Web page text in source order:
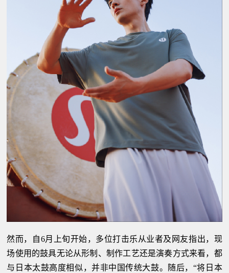
然而，自6月上旬开始，多位打击乐从业者及网友指出，现
场使用的鼓具无论从形制、制作工艺还是演奏方式来看，都
与日本太鼓高度相似，并非中国传统大鼓。随后，“将日本